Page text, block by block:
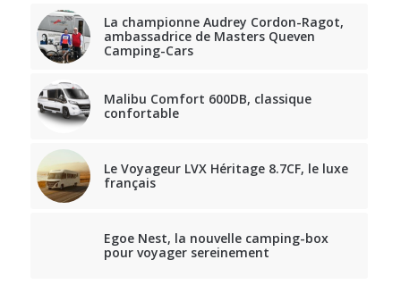
La championne Audrey Cordon-Ragot,
ambassadrice de Masters Queven
Camping-Cars
Malibu Comfort 600DB, classique
confortable
Le Voyageur LVX Héritage 8.7CF, le luxe
français
Egoe Nest, la nouvelle camping-box
pour voyager sereinement